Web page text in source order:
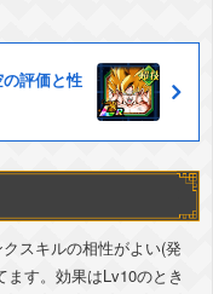
の評価と性
クスキルの相性がよい(発
す。効果はLv10のとき